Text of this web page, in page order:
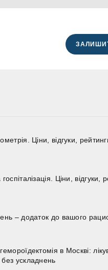
Ціни, відгуки,
Ціни, відгуки,
– додаток до вашого
в Москві:
ускладнень